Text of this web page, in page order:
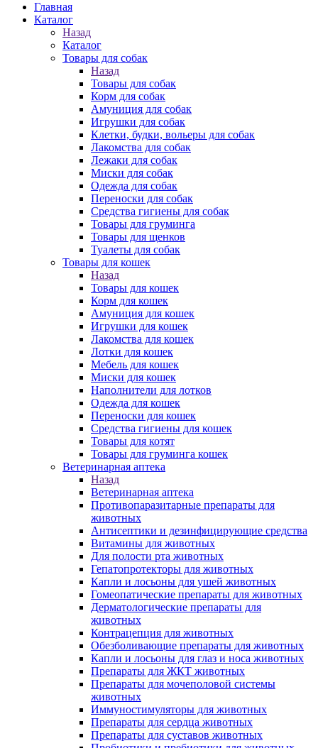
Главная
Каталог
Назад
Каталог
Товары для собак
Назад
Товары для собак
Корм для собак
Амуниция для собак
Игрушки для собак
Клетки, будки, вольеры для собак
Лакомства для собак
Лежаки для собак
Миски для собак
Одежда для собак
Переноски для собак
Средства гигиены для собак
Товары для груминга
Товары для щенков
Туалеты для собак
Товары для кошек
Назад
Товары для кошек
Корм для кошек
Амуниция для кошек
Игрушки для кошек
Лакомства для кошек
Лотки для кошек
Мебель для кошек
Миски для кошек
Наполнители для лотков
Одежда для кошек
Переноски для кошек
Средства гигиены для кошек
Товары для котят
Товары для груминга кошек
Ветеринарная аптека
Назад
Ветеринарная аптека
Противопаразитарные препараты для
животных
Антисептики и дезинфицирующие средства
Витамины для животных
Для полости рта животных
Гепатопротекторы для животных
Капли и лосьоны для ушей животных
Гомеопатические препараты для животных
Дерматологические препараты для
животных
Контрацепция для животных
Обезболивающие препараты для животных
Капли и лосьоны для глаз и носа животных
Препараты для ЖКТ животных
Препараты для мочеполовой системы
животных
Иммуностимуляторы для животных
Препараты для сердца животных
Препараты для суставов животных